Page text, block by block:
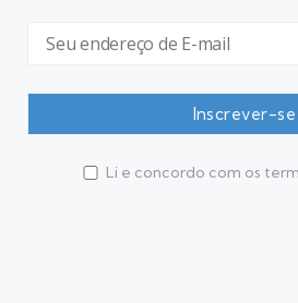
Li e concordo com os